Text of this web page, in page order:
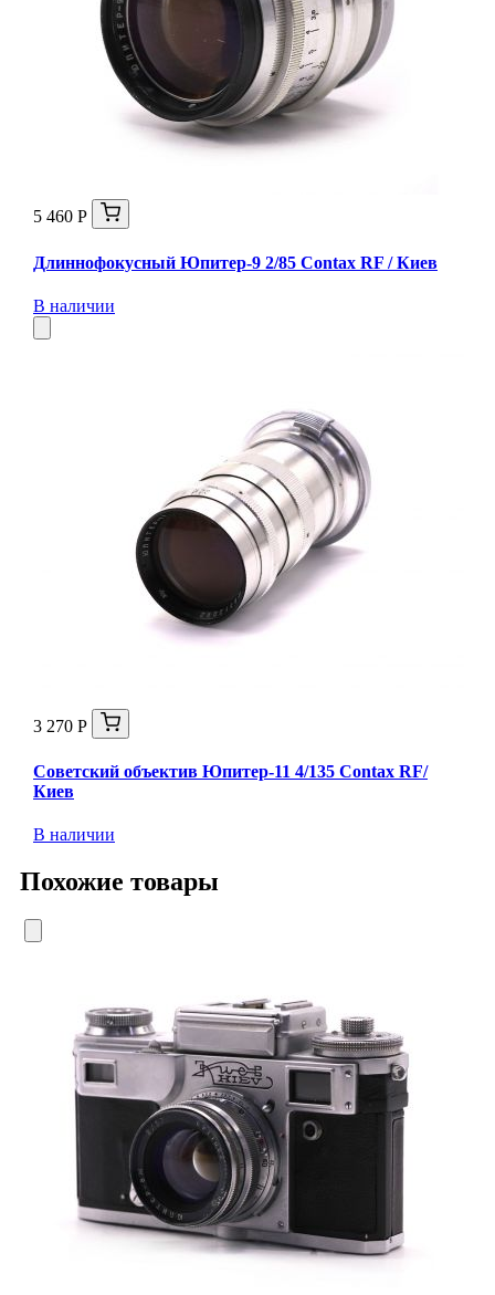
5 460 Р
Длиннофокусный Юпитер-9 2/85 Contax RF / Киев
В наличии
3 270 Р
Советский объектив Юпитер-11 4/135 Contax RF/
Киев
В наличии
Похожие товары